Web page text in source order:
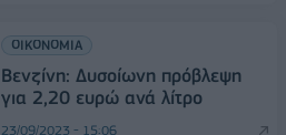
ΟΙΚΟΝΟΜΙΑ
Βενζίνη: Δυσοίωνη πρόβλεψη
για 2,20 ευρώ ανά λίτρο
23/09/2023 - 15:06